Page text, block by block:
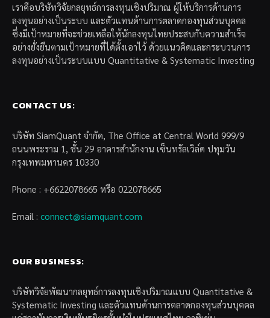
เราคือบริษัทวิจัยกลยุทธ์การลงทุนเชิงปริมาณ ผู้ให้บริการด้านการ
ลงทุนอย่างเป็นระบบ และตัวแทนด้านการตลาดกองทุนส่วนบุคคล
ซึ่งมีเป้าหมายที่จะช่วยเหลือให้นักลงทุนไทยประสบกับความสำเร็จ
อย่างยั่งยืนตามเป้าหมายที่ได้ตั้งเอาไว้ ด้วยแนวคิดและกระบวนการ
ลงทุนอย่างเป็นระบบแบบ Quantitative & Systematic Investing
CONTACT US:
บริษัท SiamQuant จำกัด, The Office at Central World 999/9
ถนนพระราม 1, ชั้น 29 อาคารสำนักงาน เซ็นทรัลเวิล์ด ปทุมวัน
กรุงเทพมหานคร 10330
Phone : +6622078665 หรือ 022078665
Email : connect@siamquant.com
OUR BUSINESS:
บริษัทวิจัยพัฒนากลยุทธ์การลงทุนเชิงปริมาณแบบ Quantitative &
Systematic Investing และตัวแทนด้านการตลาดกองทุนส่วนบุคคล